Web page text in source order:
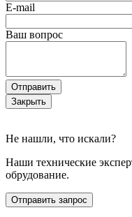
E-mail
Ваш вопрос
Отправить
Закрыть
Не нашли, что искали?
Наши технические
обрудование.
Отправить запрос